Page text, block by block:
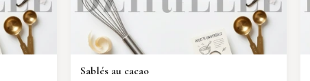
Sablés au cacao